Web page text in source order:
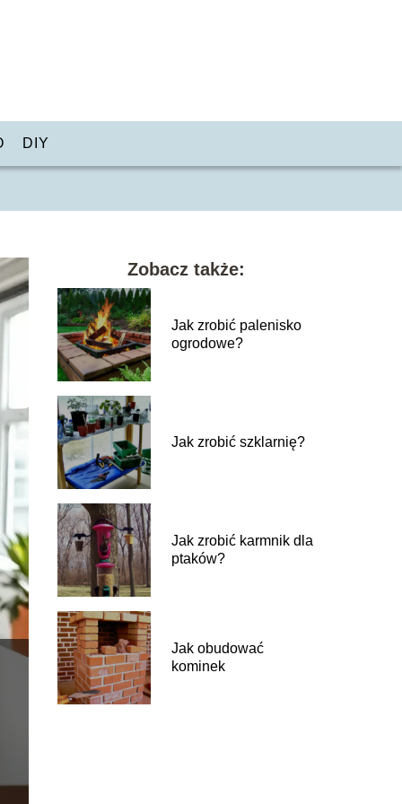
DIY
Zobacz także:
Jak zrobić palenisko
ogrodowe?
Jak zrobić szklarnię?
Jak zrobić karmnik dla
ptaków?
Jak obudować
kominek